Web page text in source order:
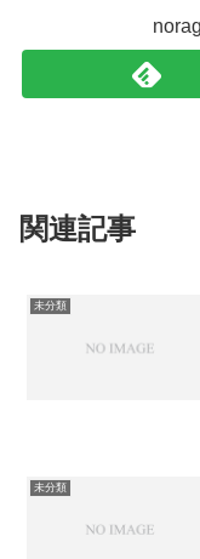
関連記事
未分類
未分類